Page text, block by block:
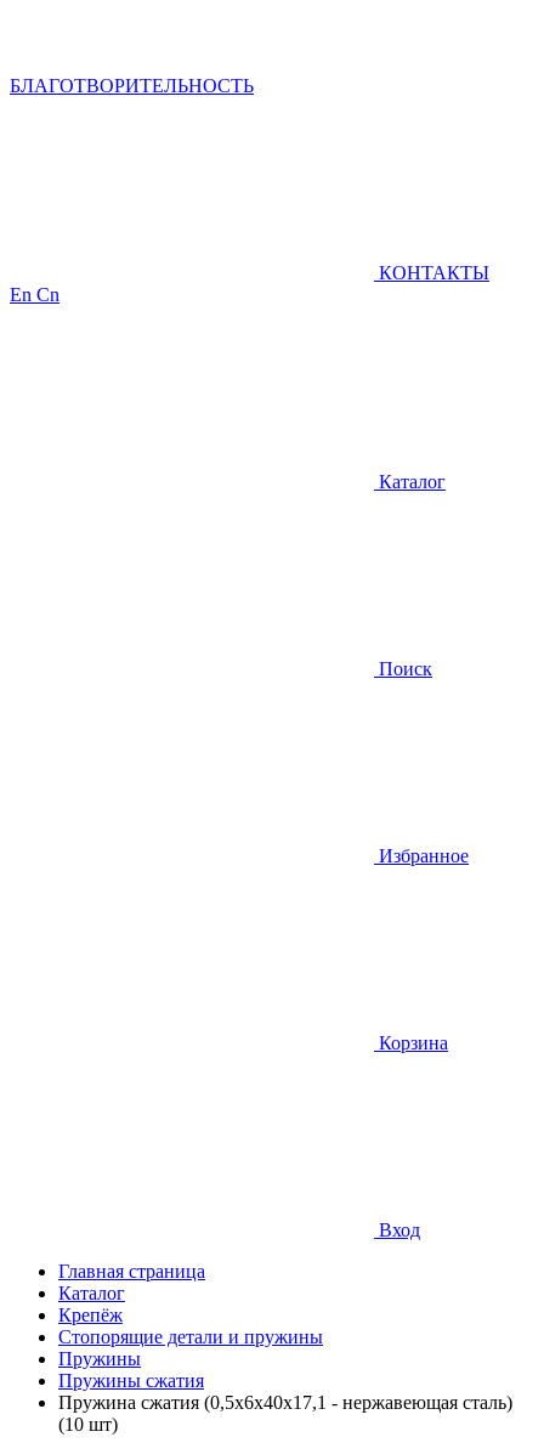
БЛАГОТВОРИТЕЛЬНОСТЬ
КОНТАКТЫ
En Cn
Каталог
Поиск
Избранное
Корзина
Вход
Главная страница
Каталог
Крепёж
Стопорящие детали и пружины
Пружины
Пружины сжатия
Пружина сжатия (0,5x6x40x17,1 - нержавеющая сталь)
(10 шт)